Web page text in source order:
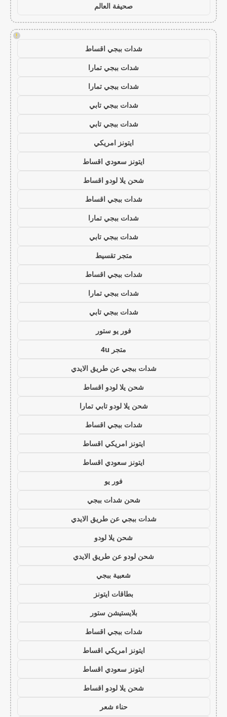
صحيفة العالم
!
شدات ببجي اقساط
شدات ببجي تمارا
شدات ببجي تمارا
شدات ببجي تابي
شدات ببجي تابي
ايتونز امريكي
ايتونز سعودي اقساط
شحن يلا لودو اقساط
شدات ببجي اقساط
شدات ببجي تمارا
شدات ببجي تابي
متجر تقسيط
شدات ببجي اقساط
شدات ببجي تمارا
شدات ببجي تابي
فور يو ستور
متجر 4u
شدات ببجي عن طريق الايدي
شحن يلا لودو اقساط
شحن يلا لودو تابي تمارا
شدات ببجي اقساط
ايتونز امريكي اقساط
ايتونز سعودي اقساط
فور يو
شحن شدات ببجي
شدات ببجي عن طريق الايدي
شحن يلا لودو
شحن لودو عن طريق الايدي
شعبية ببجي
بطاقات ايتونز
بلايستيشن ستور
شدات ببجي اقساط
ايتونز امريكي اقساط
ايتونز سعودي اقساط
شحن يلا لودو اقساط
حناء شعر